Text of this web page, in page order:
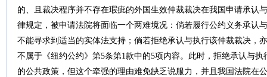
的、且裁决程序并不存在瑕疵的外国生效仲裁裁决在我国申请承认
律规定，被申请法院将面临一个两难境况：倘若履行公约义务承认
不能寻求到适当的实体法支持；倘若拒绝承认与执行该仲裁裁决，
不属于《纽约公约》第5条第1款中的5项内容。此时，拒绝承认与
的公共政策，但这个牵强的理由难免缺乏说服力，并且我国法院在